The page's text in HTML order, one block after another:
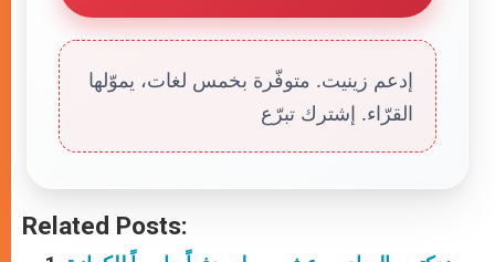
إدعم زينيت. متوفّرة بخمس لغات، يموّلها
القرّاء. إشترك تبرّع
Related Posts: